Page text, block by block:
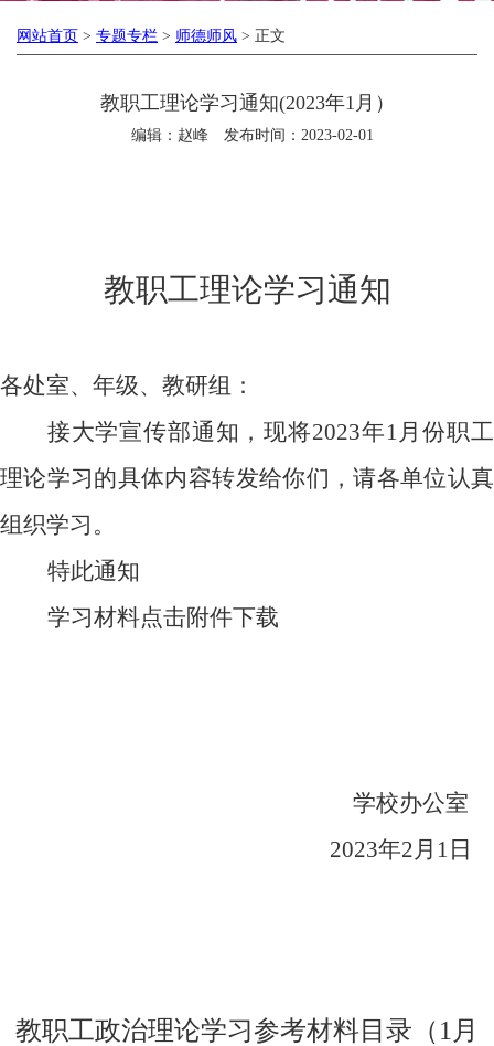
网站首页 > 专题专栏 > 师德师风 > 正文
教职工理论学习通知(2023年1月）
编辑：赵峰 发布时间：2023-02-01
教职工理论学习通知
各处室、年级、教研组：
接大学宣传部通知，现将2023年1月份职工
理论学习的具体内容转发给你们，请各单位认真
组织学习。
特此通知
学习材料点击附件下载
学校办公室
2023年2月 1 日
教职工政治理论学习参考材料目录（ 1 月